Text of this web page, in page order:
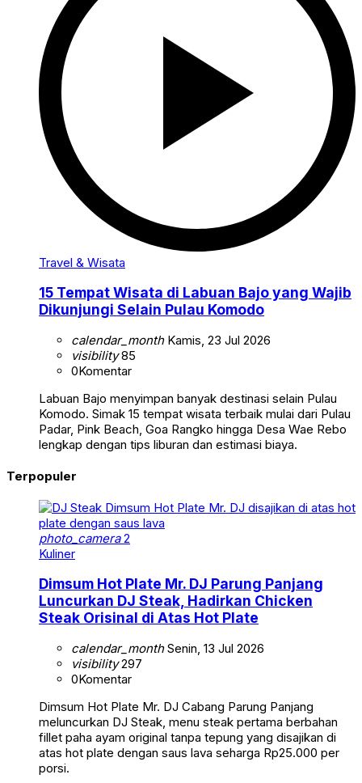
Travel & Wisata
15 Tempat Wisata di Labuan Bajo yang Wajib
Dikunjungi Selain Pulau Komodo
calendar_monthKamis, 23 Jul 2026
visibility85
0Komentar
Labuan Bajo menyimpan banyak destinasi selain Pulau
Komodo. Simak 15 tempat wisata terbaik mulai dari Pulau
Padar, Pink Beach, Goa Rangko hingga Desa Wae Rebo
lengkap dengan tips liburan dan estimasi biaya.
Terpopuler
photo_camera2
Kuliner
Dimsum Hot Plate Mr. DJ Parung Panjang
Luncurkan DJ Steak, Hadirkan Chicken
Steak Orisinal di Atas Hot Plate
calendar_monthSenin, 13 Jul 2026
visibility297
0Komentar
Dimsum Hot Plate Mr. DJ Cabang Parung Panjang
meluncurkan DJ Steak, menu steak pertama berbahan
fillet paha ayam original tanpa tepung yang disajikan di
atas hot plate dengan saus lava seharga Rp25.000 per
porsi.